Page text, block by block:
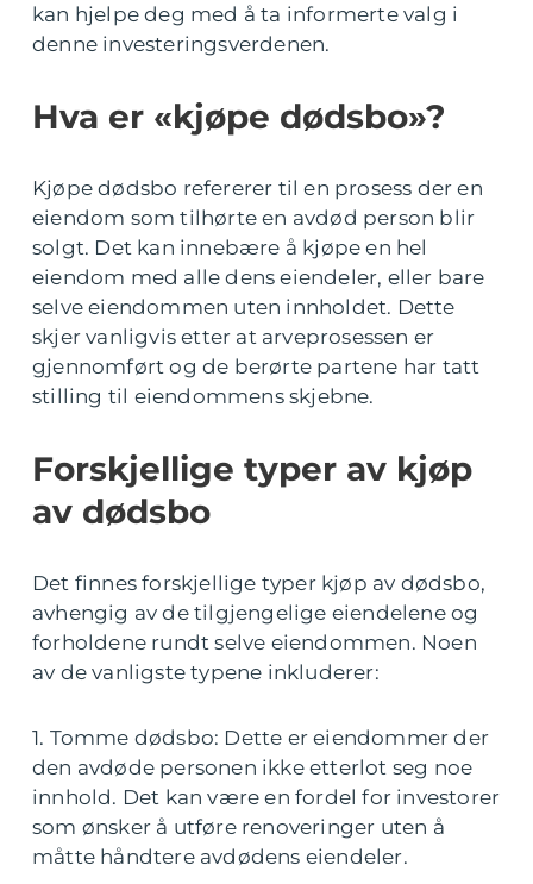
kan hjelpe deg med å ta informerte valg i
denne investeringsverdenen.
Hva er «kjøpe dødsbo»?
Kjøpe dødsbo refererer til en prosess der en
eiendom som tilhørte en avdød person blir
solgt. Det kan innebære å kjøpe en hel
eiendom med alle dens eiendeler, eller bare
selve eiendommen uten innholdet. Dette
skjer vanligvis etter at arveprosessen er
gjennomført og de berørte partene har tatt
stilling til eiendommens skjebne.
Forskjellige typer av kjøp
av dødsbo
Det finnes forskjellige typer kjøp av dødsbo,
avhengig av de tilgjengelige eiendelene og
forholdene rundt selve eiendommen. Noen
av de vanligste typene inkluderer:
1. Tomme dødsbo: Dette er eiendommer der
den avdøde personen ikke etterlot seg noe
innhold. Det kan være en fordel for investorer
som ønsker å utføre renoveringer uten å
måtte håndtere avdødens eiendeler.